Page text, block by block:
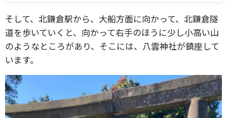
そして、北鎌倉駅から、大船方面に向かって、北鎌倉隧
道を歩いていくと、向かって右手のほうに少し小高い山
のようなところがあり、そこには、八雲神社が鎮座して
います。